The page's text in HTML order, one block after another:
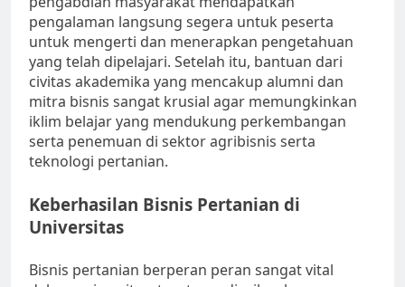
pengalaman langsung segera untuk peserta
untuk mengerti dan menerapkan pengetahuan
yang telah dipelajari. Setelah itu, bantuan dari
civitas akademika yang mencakup alumni dan
mitra bisnis sangat krusial agar memungkinkan
iklim belajar yang mendukung perkembangan
serta penemuan di sektor agribisnis serta
teknologi pertanian.
Keberhasilan Bisnis Pertanian di
Universitas
Bisnis pertanian berperan peran sangat vital